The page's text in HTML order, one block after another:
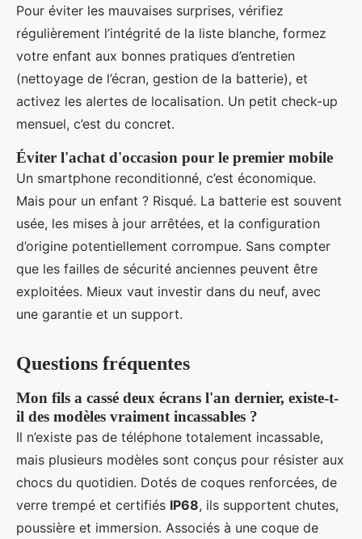
Pour éviter les mauvaises surprises, vérifiez
régulièrement l’intégrité de la liste blanche, formez
votre enfant aux bonnes pratiques d’entretien
(nettoyage de l’écran, gestion de la batterie), et
activez les alertes de localisation. Un petit check-up
mensuel, c’est du concret.
Éviter l'achat d'occasion pour le premier mobile
Un smartphone reconditionné, c’est économique.
Mais pour un enfant ? Risqué. La batterie est souvent
usée, les mises à jour arrêtées, et la configuration
d’origine potentiellement corrompue. Sans compter
que les failles de sécurité anciennes peuvent être
exploitées. Mieux vaut investir dans du neuf, avec
une garantie et un support.
Questions fréquentes
Mon fils a cassé deux écrans l'an dernier, existe-t-
il des modèles vraiment incassables ?
Il n’existe pas de téléphone totalement incassable,
mais plusieurs modèles sont conçus pour résister aux
chocs du quotidien. Dotés de coques renforcées, de
verre trempé et certifiés IP68, ils supportent chutes,
poussière et immersion. Associés à une coque de